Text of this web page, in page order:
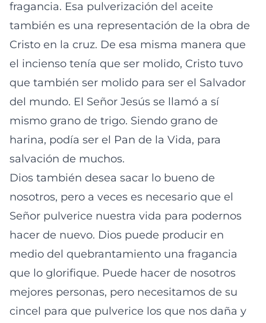
fragancia. Esa pulverización del aceite
también es una representación de la obra de
Cristo en la cruz. De esa misma manera que
el incienso tenía que ser molido, Cristo tuvo
que también ser molido para ser el Salvador
del mundo. El Señor Jesús se llamó a sí
mismo grano de trigo. Siendo grano de
harina, podía ser el Pan de la Vida, para
salvación de muchos.
Dios también desea sacar lo bueno de
nosotros, pero a veces es necesario que el
Señor pulverice nuestra vida para podernos
hacer de nuevo. Dios puede producir en
medio del quebrantamiento una fragancia
que lo glorifique. Puede hacer de nosotros
mejores personas, pero necesitamos de su
cincel para que pulverice los que nos daña y